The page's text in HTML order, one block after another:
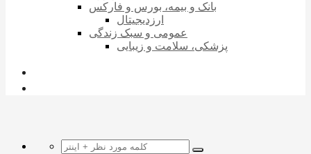
بانک و بیمه، بورس و فارکس
ارزدیجیتال
عمومی و سبک زندگی
پزشکی، سلامت و زیبایی